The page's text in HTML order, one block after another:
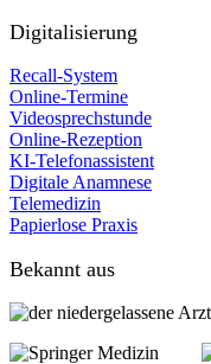
Digitalisierung
Recall-System
Online-Termine
Videosprechstunde
Online-Rezeption
KI-Telefonassistent
Digitale Anamnese
Telemedizin
Papierlose Praxis
Bekannt aus